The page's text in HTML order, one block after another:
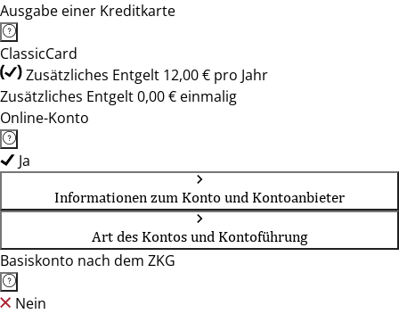
Ausgabe einer Kreditkarte
ClassicCard
Zusätzliches Entgelt 12,00 € pro Jahr
Zusätzliches Entgelt 0,00 € einmalig
Online-Konto
Ja
Informationen zum Konto und Kontoanbieter
Art des Kontos und Kontoführung
Basiskonto nach dem ZKG
Nein